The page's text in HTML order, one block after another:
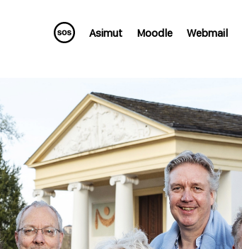
Asimut Moodle Webmail